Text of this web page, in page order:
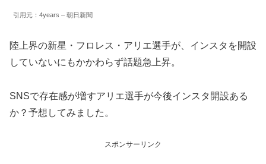
引用元：4years – 朝日新聞
陸上界の新星・フロレス・アリエ選手が、インスタを開設
していないにもかかわらず話題急上昇。
SNSで存在感が増すアリエ選手が今後インスタ開設ある
か？予想してみました。
スポンサーリンク